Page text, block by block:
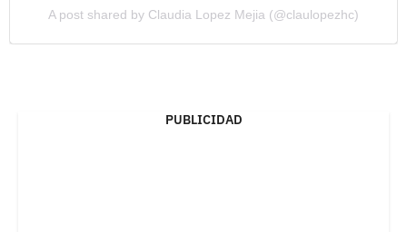
A post shared by Claudia Lopez Mejia (@claulopezhc)
PUBLICIDAD